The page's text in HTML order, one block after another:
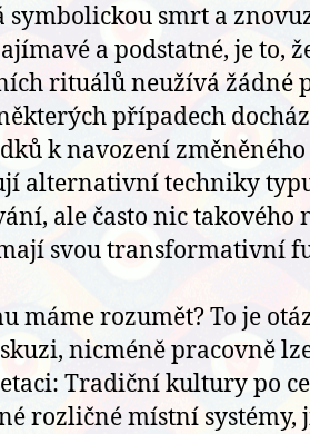
symbolickou smrt a
a podstatné, je to,
rituálů neužívá žádné
případech
k navození
alternativní techniky
ale často nic takového
svou transformativní
máme rozumět? To je
nicméně pracovně
Tradiční kultury po
rozličné místní systémy,